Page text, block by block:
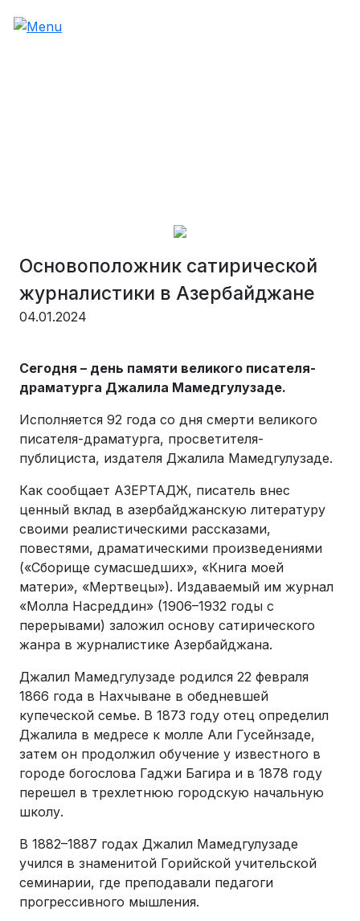
Основоположник сатирической
журналистики в Азербайджане
04.01.2024
Сегодня – день памяти великого писателя-
драматурга Джалила Мамедгулузаде.
Исполняется 92 года со дня смерти великого
писателя-драматурга, просветителя-
публициста, издателя Джалила Мамедгулузаде.
Как сообщает АЗЕРТАДЖ, писатель внес
ценный вклад в азербайджанскую литературу
своими реалистическими рассказами,
повестями, драматическими произведениями
(«Сборище сумасшедших», «Книга моей
матери», «Мертвецы»). Издаваемый им журнал
«Молла Насреддин» (1906–1932 годы с
перерывами) заложил основу сатирического
жанра в журналистике Азербайджана.
Джалил Мамедгулузаде родился 22 февраля
1866 года в Нахчыване в обедневшей
купеческой семье. В 1873 году отец определил
Джалила в медресе к молле Али Гусейнзаде,
затем он продолжил обучение у известного в
городе богослова Гаджи Багира и в 1878 году
перешел в трехлетнюю городскую начальную
школу.
В 1882–1887 годах Джалил Мамедгулузаде
учился в знаменитой Горийской учительской
семинарии, где преподавали педагоги
прогрессивного мышления.